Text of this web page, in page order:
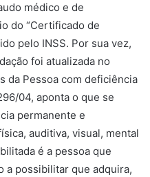
médico e de
do “Certificado de
pelo INSS. Por sua vez,
foi atualizada no
da Pessoa com deficiência
04, aponta o que se
permanente e
auditiva, visual, mental
é a pessoa que
a possibilitar que adquira,